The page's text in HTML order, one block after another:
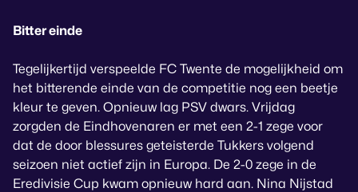
Bitter einde
Tegelijkertijd verspeelde FC Twente de mogelijkheid om
het bitterende einde van de competitie nog een beetje
kleur te geven. Opnieuw lag PSV dwars. Vrijdag
zorgden de Eindhovenaren er met een 2-1 zege voor
dat de door blessures geteisterde Tukkers volgend
seizoen niet actief zijn in Europa. De 2-0 zege in de
Eredivisie Cup kwam opnieuw hard aan. Nina Nijstad